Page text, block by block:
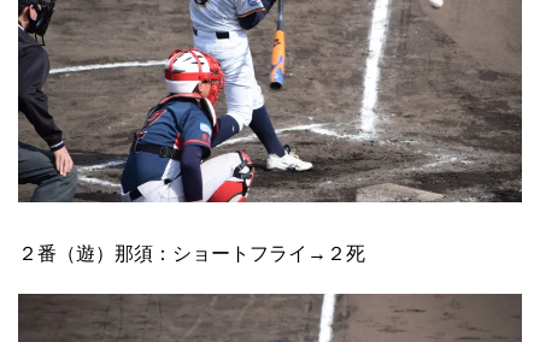
２番（遊）那須：ショートフライ→２死